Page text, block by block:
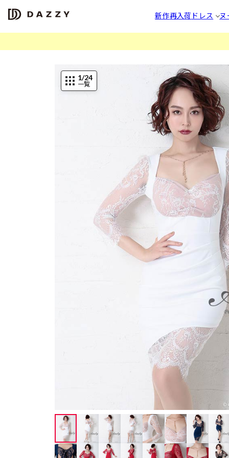
新作再入荷 ドレス ヌ
1/24
一覧